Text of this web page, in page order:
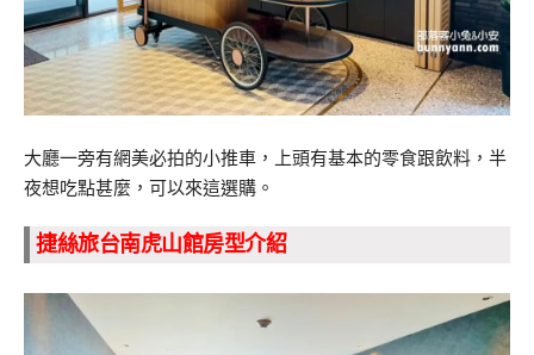
大廳一旁有網美必拍的小推車，上頭有基本的零食跟飲料，半
夜想吃點甚麼，可以來這選購。
捷絲旅台南虎山館房型介紹